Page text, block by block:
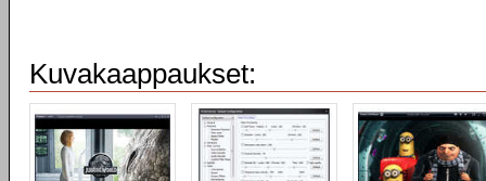
Kuvakaappaukset: